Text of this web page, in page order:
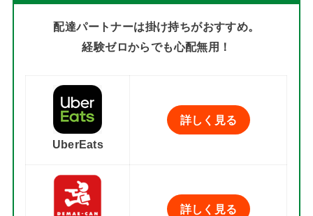
配達パートナーは掛け持ちがおすすめ。
経験ゼロからでも心配無用！
UberEats
詳しく見る
詳しく見る